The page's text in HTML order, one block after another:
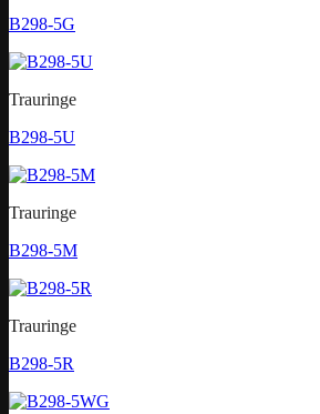
B298-5G
Trauringe
B298-5U
Trauringe
B298-5M
Trauringe
B298-5R